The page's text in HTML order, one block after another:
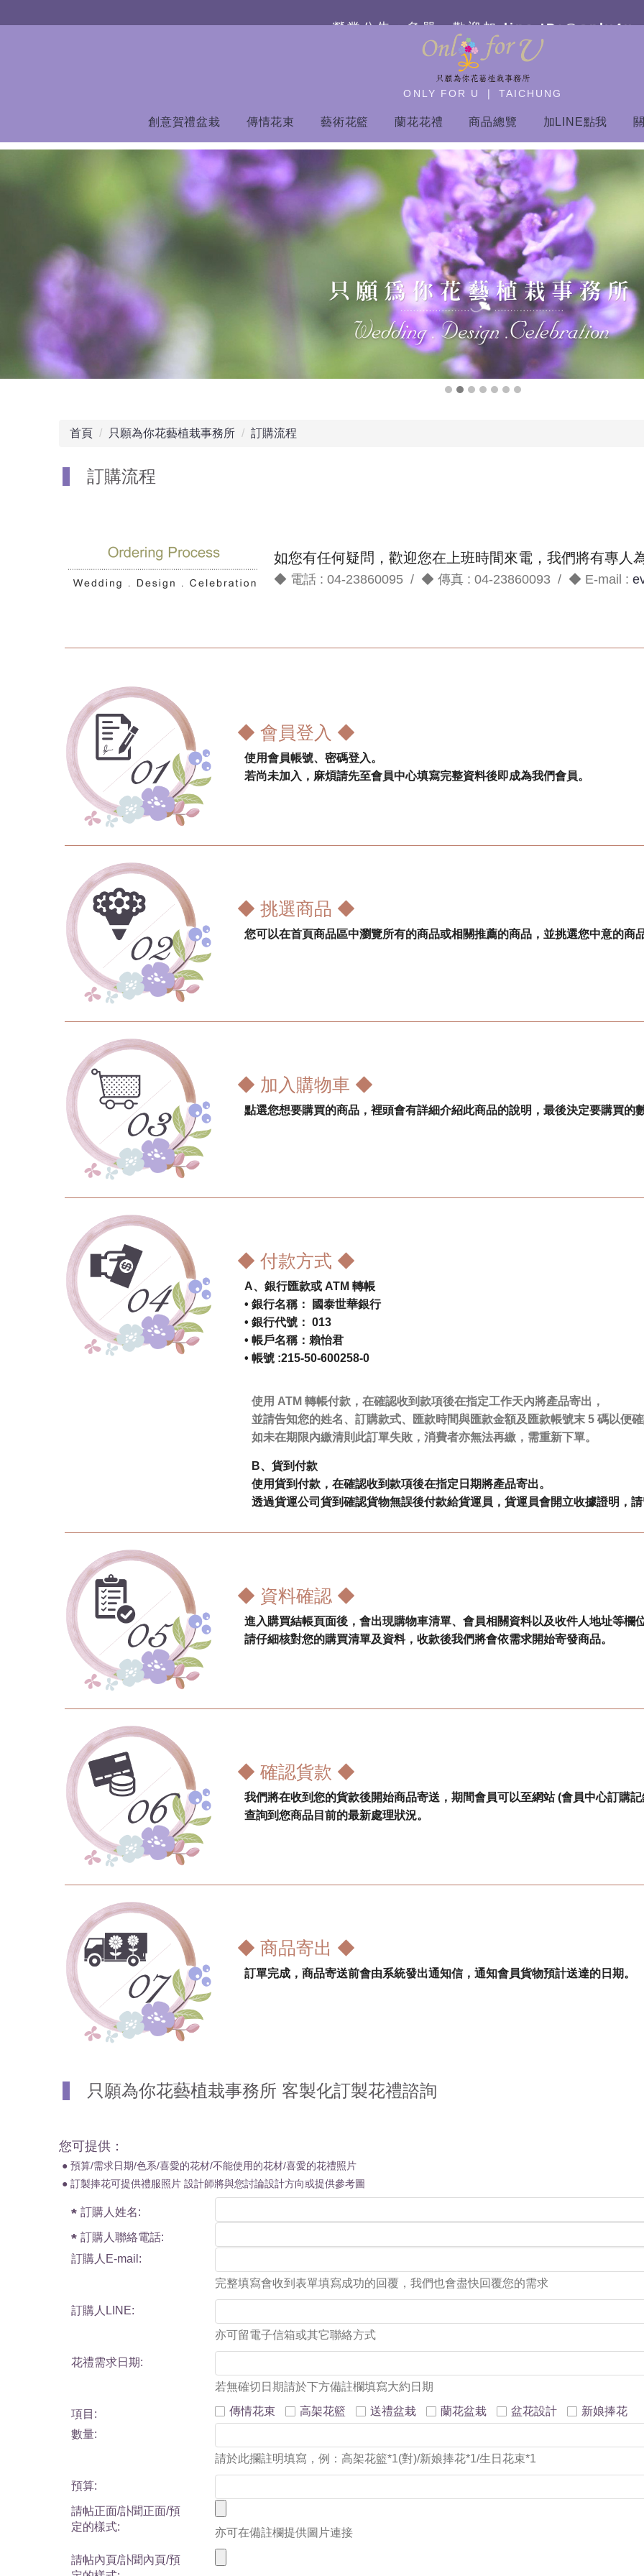
ONLY FOR U ❘ TAICHUNG
創意賀禮盆栽 傳情花束 藝術花籃 蘭花花禮 商品總覽 加LINE點我
首頁 只願為你花藝植栽事務所 訂購流程
訂購流程
如您有任何疑問，歡迎您在上班時間來電，我們將有專人
◆ 電話 : 04-23860095 / ◆ 傳真 : 04-23860093 / ◆ E-mail :
◆ 會員登入 ◆
使用會員帳號、密碼登入。
若尚未加入，麻煩請先至會員中心填寫完整資料後即成為我們會員。
◆ 挑選商品 ◆
您可以在首頁商品區中瀏覽所有的商品或相關推薦的商品，並挑選您中意的商
◆ 加入購物車 ◆
點選您想要購買的商品，裡頭會有詳細介紹此商品的說明，最後決定要購買的
◆ 付款方式 ◆
A、銀行匯款或 ATM 轉帳
• 銀行名稱： 國泰世華銀行
• 銀行代號： 013
• 帳戶名稱：賴怡君
• 帳號 :215-50-600258-0
使用 ATM 轉帳付款，在確認收到款項後在指定工作天內將產品寄出，
並請告知您的姓名、訂購款式、匯款時間與匯款金額及匯款帳號末 5 碼以便
如未在期限內繳清則此訂單失敗，消費者亦無法再繳，需重新下單。
B、貨到付款
使用貨到付款，在確認收到款項後在指定日期將產品寄出。
透過貨運公司貨到確認貨物無誤後付款給貨運員，貨運員會開立收據證明，
◆ 資料確認 ◆
進入購買結帳頁面後，會出現購物車清單、會員相關資料以及收件人地址等欄
請仔細核對您的購買清單及資料，收款後我們將會依需求開始寄發商品。
◆ 確認貨款 ◆
我們將在收到您的貨款後開始商品寄送，期間會員可以至網站 (會員中心訂購記
查詢到您商品目前的最新處理狀況。
◆ 商品寄出 ◆
訂單完成，商品寄送前會由系統發出通知信，通知會員貨物預計送達的日期。
只願為你花藝植栽事務所 客製化訂製花禮諮詢
您可提供：
● 預算/需求日期/色系/喜愛的花材/不能使用的花材/喜愛的花禮照片
● 訂製捧花可提供禮服照片 設計師將與您討論設計方向或提供參考圖
訂購人姓名:
訂購人聯絡電話:
訂購人E-mail:
完整填寫會收到表單填寫成功的回覆，我們也會盡快回覆您的需求
訂購人LINE:
亦可留電子信箱或其它聯絡方式
花禮需求日期:
若無確切日期請於下方備註欄填寫大約日期
項目: 傳情花束 高架花籃 送禮盆栽 蘭花盆栽 盆花設計
新娘捧花
數量:
請於此攔註明填寫，例：高架花籃*1(對)/新娘捧花*1/生日花束*1
預算:
請帖正面/訃聞正面/預
定的樣式:
亦可在備註欄提供圖片連接
請帖內頁/訃聞內頁/預
營業公告：急單－ 歡迎加 line ID:@only4u